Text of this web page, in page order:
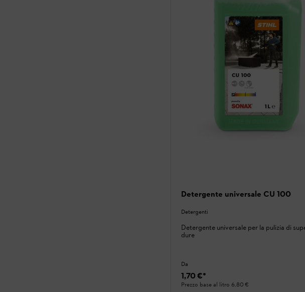
Detergente universale CU 100
Detergenti
Detergente universale per la pulizia di
dure
Da
1,70 €*
Prezzo base al litro 6,80 €